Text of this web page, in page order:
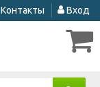
Контакты Вход